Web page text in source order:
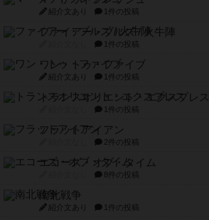
紹介文あり 1件の投稿
ファイアー・ブルズ / 火牛陣
1件の投稿
ワン・トゥ・ファイブ
紹介文あり 1件の投稿
トランスオリエント・エクスプレス
1件の投稿
フラットアイアン
2件の投稿
エコーズ・オブ・タイム
8件の投稿
南北戦争
紹介文あり 1件の投稿